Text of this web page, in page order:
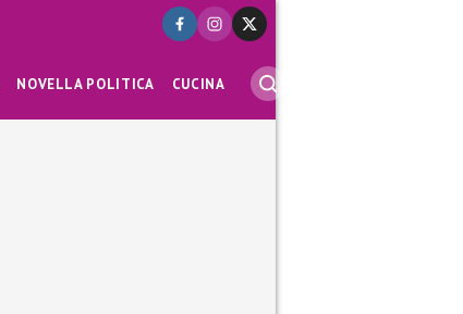
NOVELLA POLITICA CUCINA